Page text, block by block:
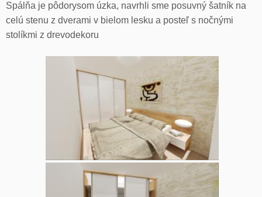
Spálňa je pôdorysom úzka, navrhli sme posuvný šatník na
celú stenu z dverami v bielom lesku a posteľ s nočnými
stolíkmi z drevodekoru